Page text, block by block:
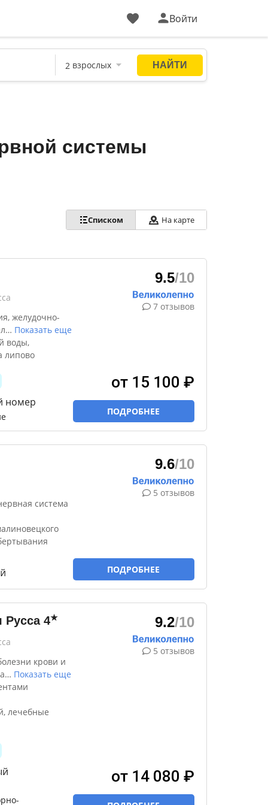
Войти
системы
Списком На карте
желудочно-
… Показать еще
воды,
липово
номер
9.5/10
7 отзывов
от 15 100 ₽
ПОДРОБНЕЕ
система
9.6/10
5 отзывов
ПОДРОБНЕЕ
Русса 4★
крови и
… Показать еще
лечебные
9.2/10
5 отзывов
от 14 080 ₽